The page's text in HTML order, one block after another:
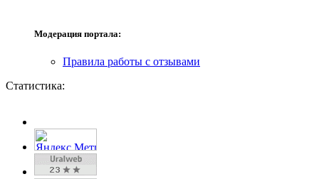
Модерация портала:
Правила работы с отзывами
Статистика: